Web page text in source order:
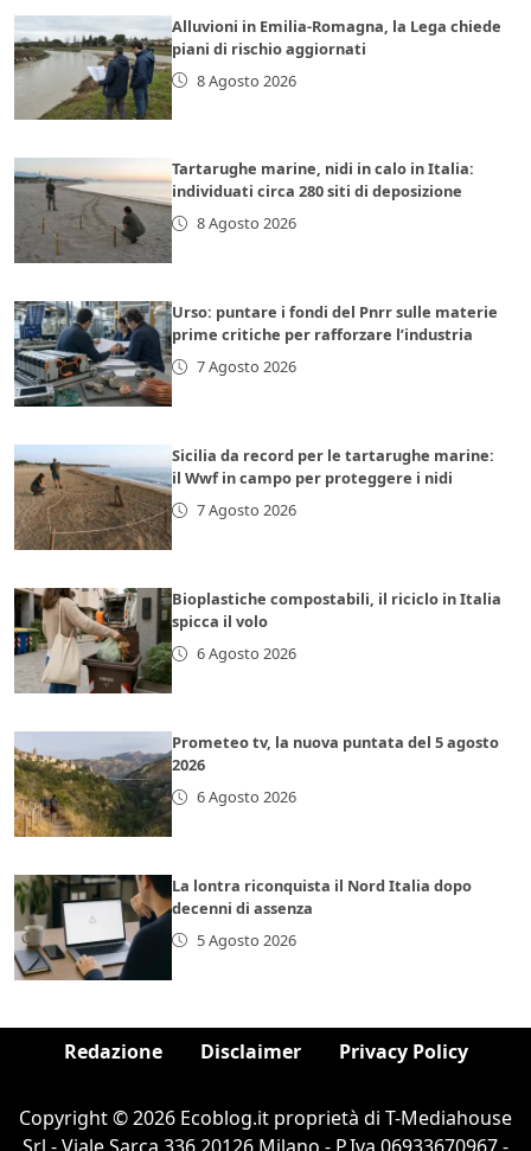
Alluvioni in Emilia-Romagna, la Lega chiede
piani di rischio aggiornati
8 Agosto 2026
Tartarughe marine, nidi in calo in Italia:
individuati circa 280 siti di deposizione
8 Agosto 2026
Urso: puntare i fondi del Pnrr sulle materie
prime critiche per rafforzare l’industria
7 Agosto 2026
Sicilia da record per le tartarughe marine:
il Wwf in campo per proteggere i nidi
7 Agosto 2026
Bioplastiche compostabili, il riciclo in Italia
spicca il volo
6 Agosto 2026
Prometeo tv, la nuova puntata del 5 agosto
2026
6 Agosto 2026
La lontra riconquista il Nord Italia dopo
decenni di assenza
5 Agosto 2026
Redazione Disclaimer Privacy Policy
Copyright © 2026 Ecoblog.it proprietà di T-Mediahouse